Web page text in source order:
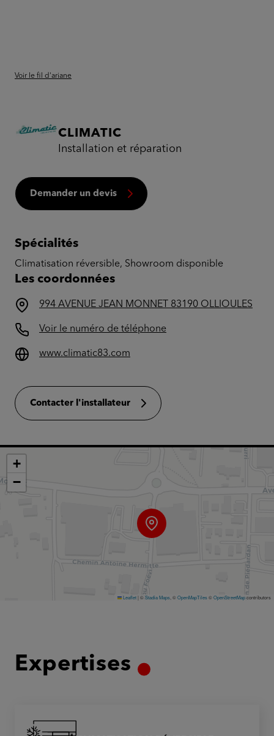
Voir le fil d'ariane
CLIMATIC
Installation et réparation
Demander un devis
Spécialités
Climatisation réversible, Showroom disponible
Les coordonnées
994 AVENUE JEAN MONNET 83190 OLLIOULES
Voir le numéro de téléphone
www.climatic83.com
Contacter l'installateur
+
−
Leaflet| ©Stadia Maps , ©OpenMapTiles©OpenStreetMapcontributors
Expertises